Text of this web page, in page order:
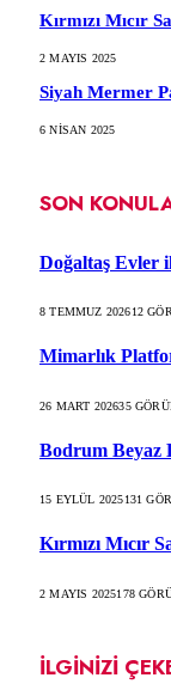
Kırmızı Mıcır
2 MAYIS 2025
Siyah Mermer
6 NISAN 2025
SON
Doğaltaş Evler
8 TEMMUZ 202612
Mimarlık
26 MART 202635
Bodrum Beyaz
15 EYLÜL 2025131
Kırmızı Mıcır
2 MAYIS 2025178
İLGINIZI